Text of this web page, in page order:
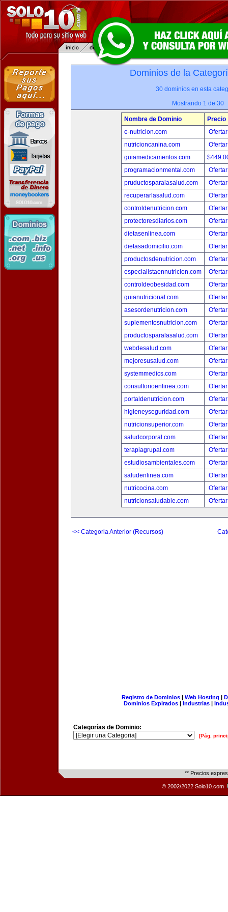
Dominios de la
30 dominios en esta
Mostrando 1 de 30
Nombre de Dominio
Precio
e-nutricion.com
nutricioncanina.com
guiamedicamentos.com
programacionmental.com
pruductosparalasalud.com
recuperarlasalud.com
controldenutricion.com
protectoresdiarios.com
dietasenlinea.com
dietasadomicilio.com
productosdenutricion.com
especialistaennutricion.com
controldeobesidad.com
guianutricional.com
asesordenutricion.com
suplementosnutricion.com
productosparalasalud.com
webdesalud.com
mejoresusalud.com
systemmedics.com
consultorioenlinea.com
portaldenutricion.com
higieneyseguridad.com
nutricionsuperior.com
saludcorporal.com
terapiagrupal.com
estudiosambientales.com
saludenlinea.com
nutricocina.com
nutricionsaludable.com
<< Categoria Anterior (Recursos)
Registro de Dominios| Web Hosting |
Dominios Expirados | Industrias |
Categorías de Dominio:
[Pág.
** Precios
© 2002/2022 Solo10.com